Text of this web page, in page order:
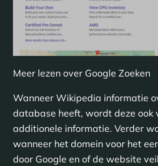
Meer lezen over Google Zoeken
Wanneer Wikipedia informatie
database heeft, wordt deze ook
additionele informatie. Verder
wanneer het domein voor het
door Google en of de website